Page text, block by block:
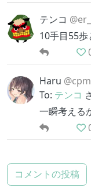
テンコ
10手目55歩
Haru
To: テンコ
一瞬考える
コメントの投稿